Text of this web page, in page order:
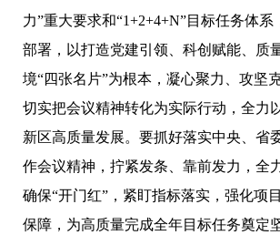
力”重大要求和“1+2+4+N”目标任务体
部署，以打造党建引领、科创赋能、质
境“四张名片”为根本，凝心聚力、攻坚
切实把会议精神转化为实际行动，全力
新区高质量发展。要抓好落实中央、省
作会议精神，拧紧发条、靠前发力，全
确保“开门红”，紧盯指标落实，强化项
保障，为高质量完成全年目标任务奠定